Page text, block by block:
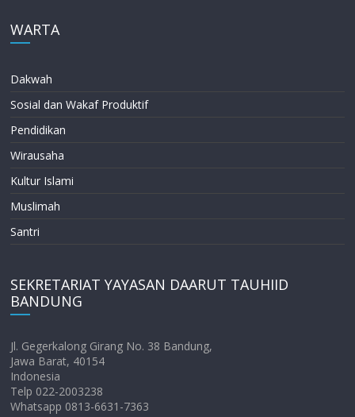
WARTA
Dakwah
Sosial dan Wakaf Produktif
Pendidikan
Wirausaha
Kultur Islami
Muslimah
Santri
SEKRETARIAT YAYASAN DAARUT TAUHIID
BANDUNG
Jl. Gegerkalong Girang No. 38 Bandung,
Jawa Barat, 40154
Indonesia
Telp 022-2003238
Whatsapp 0813-6631-7363